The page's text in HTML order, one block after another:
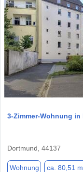
3-Zimmer-Wohnung
Dortmund, 44137
Wohnung ca. 80,51